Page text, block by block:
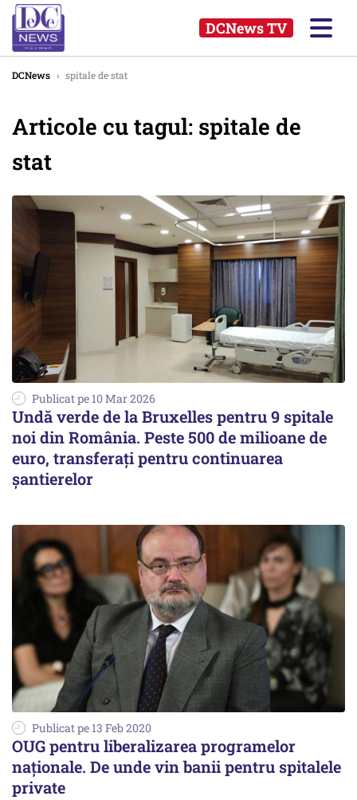
DCNews TV
DCNews › spitale de stat
Articole cu tagul: spitale de
stat
Publicat pe 10 Mar 2026
Undă verde de la Bruxelles pentru 9 spitale
noi din România. Peste 500 de milioane de
euro, transferați pentru continuarea
șantierelor
Publicat pe 13 Feb 2020
OUG pentru liberalizarea programelor
naționale. De unde vin banii pentru spitalele
private